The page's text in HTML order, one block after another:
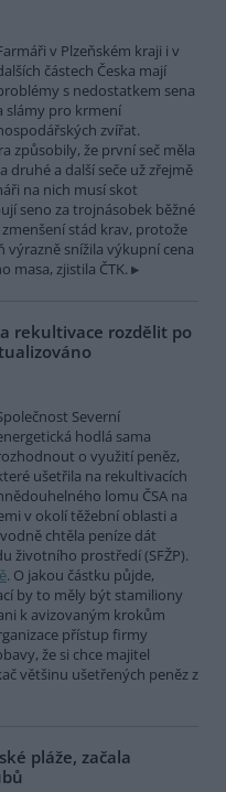
v Plzeňském kraji i v
částech Česka mají
s nedostatkem sena
slámy pro krmení
zvířat.
způsobily, že první seč měla
a další seče už zřejmě
na nich musí skot
seno za trojnásobek běžné
stád krav, protože
snížila výkupní cena
masa, zjistila ČTK.
rekultivace rozdělit po
Severní
hodlá sama
o využití peněz,
ušetřila na rekultivacích
lomu ČSA na
v okolí těžební oblasti a
chtěla peníze dát
životního prostředí (SFŽP).
. O jakou částku půjde,
by to měly být stamiliony
k avizovaným krokům
přístup firmy
že si chce majitel
většinu ušetřených peněz z
pláže, začala